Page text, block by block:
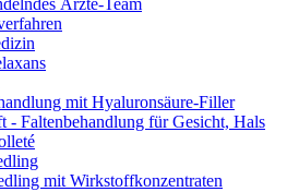
Ärzte-Team
mit Hyaluronsäure-Filler
- Faltenbehandlung für Gesicht, Hals
mit Wirkstoffkonzentraten